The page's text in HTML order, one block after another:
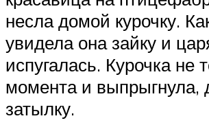
несла домой курочку.
увидела она зайку и
испугалась. Курочка не
момента и выпрыгнула,
затылку.